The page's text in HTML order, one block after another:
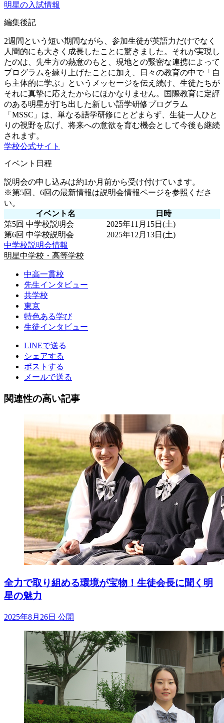
明星の入試情報
編集後記
2週間という短い期間ながら、参加生徒が英語力だけでなく
人間的にも大きく成長したことに驚きました。それが実現し
たのは、先生方の熱意のもと、現地との緊密な連携によって
プログラムを練り上げたことに加え、日々の教育の中で「自
ら主体的に学ぶ」というメッセージを伝え続け、生徒たちが
それに真摯に応えたからにほかなりません。国際教育に定評
のある明星が打ち出した新しい語学研修プログラム
「MSSC」は、単なる語学研修にとどまらず、生徒一人ひと
りの視野を広げ、将来への意欲を育む機会として今後も継続
されます。
学校公式サイト
イベント日程
説明会の申し込みは約1か月前から受け付けています。
※第5回、6回の最新情報は説明会情報ページを参照くださ
い。
イベント名
日時
第5回 中学校説明会
2025年11月15日(土)
第6回 中学校説明会
2025年12月13日(土)
中学校説明会情報
明星中学校・高等学校
中高一貫校
先生インタビュー
共学校
東京
特色ある学び
生徒インタビュー
LINEで送る
シェアする
ポストする
メールで送る
関連性の高い記事
全力で取り組める環境が宝物！生徒会長に聞く明
星の魅力
2025年8月26日 公開